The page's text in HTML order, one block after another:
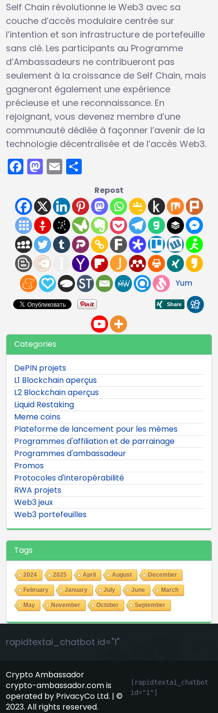
Self Chain révolutionne le Web3 avec sa
couche d’accès modulaire centrée sur
l’intention et son infrastructure de portefeuille
sans clé. Les participants au Programme
d’Ambassadeurs ne contribueront pas
seulement à la croissance de Self Chain, mais
gagneront également une expérience
précieuse et une reconnaissance. En
rejoignant, vous devenez membre d’une
communauté dédiée à façonner l’avenir de la
technologie décentralisée et de l’accès Web3.
Facebook
Mastodon
Email
Repost
Yum
Categories
DePIN projets
L1 Blockchain aperçus
L2 Blockchain aperçus
Liquid Restaking
Meme coins
Plateforme de lancement pour les mèmes
Programmes d'affiliation et de parrainage
Programmes d'ambassadeur
Promos
Protocoles d'interopérabilité
RWA projets
Web3 jeux
Web3 portefeuilles
Tags
2024 2025 April August December
February January July June March
May November October September
rapidtextai_chatbot id="1"
Crypto Ambassador
crypto-ambassador.com is
operated by PrivacyCo Ltd. | ©
2023. All rights reserved.
[rapidtextai_chatbot
id="1"]